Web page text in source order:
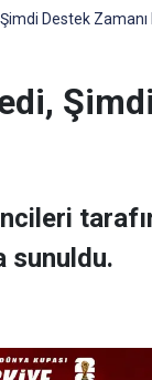
Destek
sunuldu.